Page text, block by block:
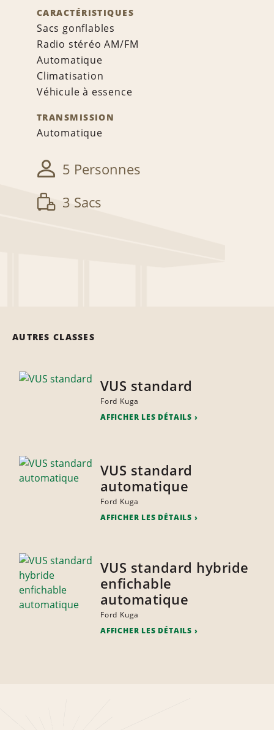
CARACTÉRISTIQUES
Sacs gonflables
Radio stéréo AM/FM
Automatique
Climatisation
Véhicule à essence
TRANSMISSION
Automatique
5 Personnes
3 Sacs
AUTRES CLASSES
VUS standard
Ford Kuga
AFFICHER LES DÉTAILS
VUS standard
automatique
Ford Kuga
AFFICHER LES DÉTAILS
VUS standard hybride
enfichable
automatique
Ford Kuga
AFFICHER LES DÉTAILS